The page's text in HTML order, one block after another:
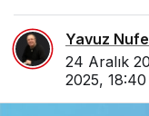
Yavuz
24 Aralık
2025, 18:40